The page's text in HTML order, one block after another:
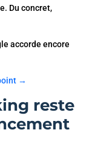
Du concret,
accorde encore
→
reste